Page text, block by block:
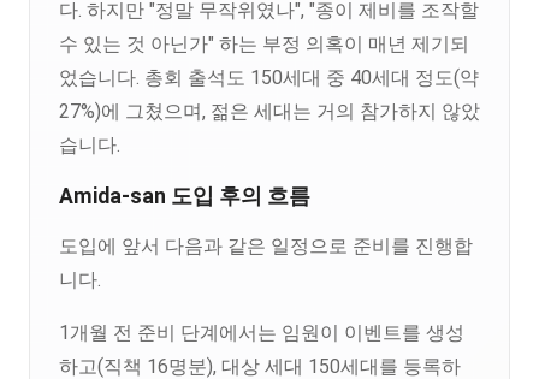
다. 하지만 "정말 무작위였나", "종이 제비를 조작할
수 있는 것 아닌가" 하는 부정 의혹이 매년 제기되
었습니다. 총회 출석도 150세대 중 40세대 정도(약
27%)에 그쳤으며, 젊은 세대는 거의 참가하지 않았
습니다.
Amida-san 도입 후의 흐름
도입에 앞서 다음과 같은 일정으로 준비를 진행합
니다.
1개월 전 준비 단계에서는 임원이 이벤트를 생성
하고(직책 16명분), 대상 세대 150세대를 등록하